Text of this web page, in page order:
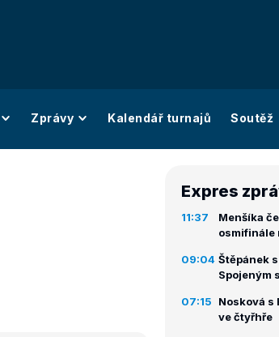
Zprávy Kalendář turnajů Soutěž
Expres
11:37
Menšíka
osmifinále
09:04 Štěpánek
Spojeným
07:15
Nosková s
ve čtyřhře